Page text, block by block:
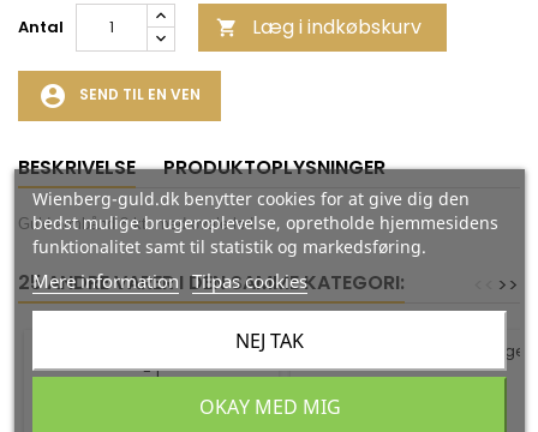
Antal  Læg i indkøbskurv
account_circle SEND TIL EN VEN
BESKRIVELSE PRODUKTOPLYSNINGER
Guld armbånd 8 kt. med ovale led
25 ANDRE VARER I DEN SAMME KATEGORI: >>
GULD ARMBÅND 8 KT. -
UNIKA ARMBÅND 90 -
Wienberg-guld.dk benytter cookies for at give dig den
bedst mulige brugeroplevelse, opretholde hjemmesidens
funktionalitet samt til statistik og markedsføring.
Mere information Tilpas cookies
NEJ TAK
OKAY MED MIG